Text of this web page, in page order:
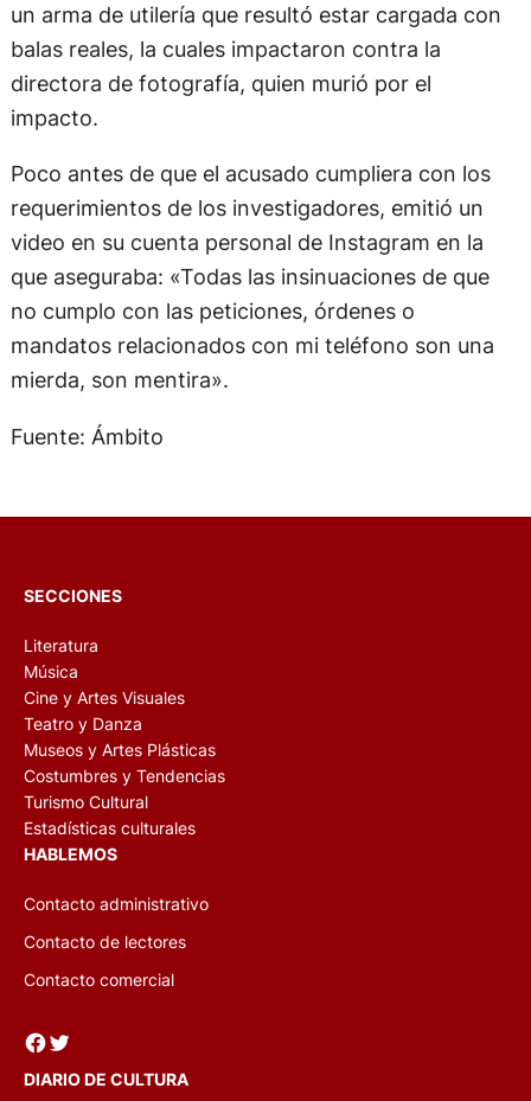
un arma de utilería que resultó estar cargada con
balas reales, la cuales impactaron contra la
directora de fotografía, quien murió por el
impacto.
Poco antes de que el acusado cumpliera con los
requerimientos de los investigadores, emitió un
video en su cuenta personal de Instagram en la
que aseguraba: «Todas las insinuaciones de que
no cumplo con las peticiones, órdenes o
mandatos relacionados con mi teléfono son una
mierda, son mentira».
Fuente: Ámbito
SECCIONES
Literatura
Música
Cine y Artes Visuales
Teatro y Danza
Museos y Artes Plásticas
Costumbres y Tendencias
Turismo Cultural
Estadísticas culturales
HABLEMOS
Contacto administrativo
Contacto de lectores
Contacto comercial
Facebook Twitter
DIARIO DE CULTURA